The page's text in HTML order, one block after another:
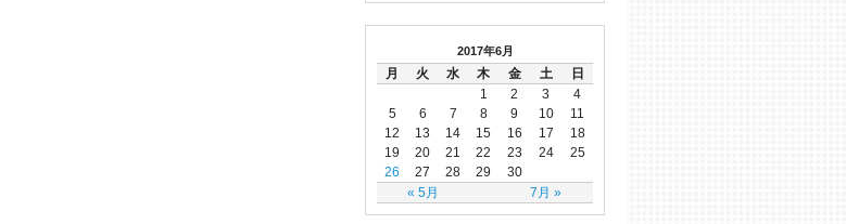
2017年6月
月 火 水 木 金 土 日
« 5月 7月 »
1 2 3
4
5
6 7 8 9 10
11
12
13 14 15 16 17
18
19
20 21 22 23 24
25
26
27 28 29 30